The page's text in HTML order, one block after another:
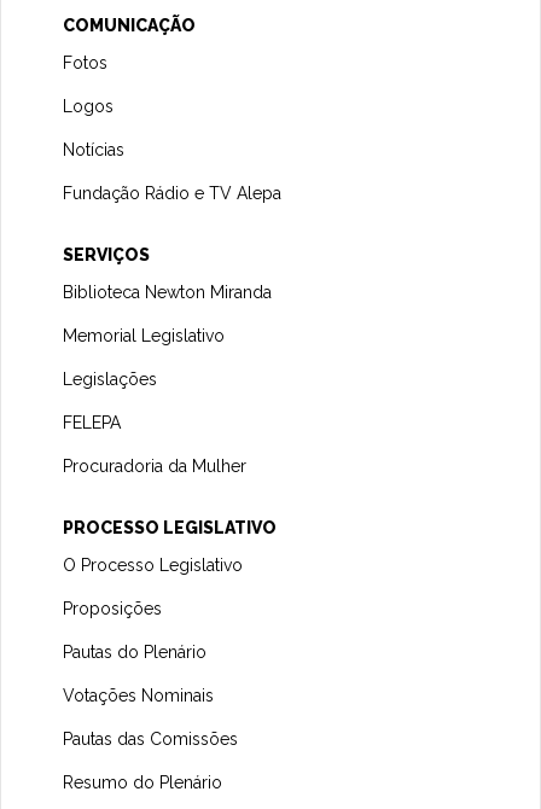
COMUNICAÇÃO
Fotos
Logos
Notícias
Fundação Rádio e TV Alepa
SERVIÇOS
Biblioteca Newton Miranda
Memorial Legislativo
Legislações
FELEPA
Procuradoria da Mulher
PROCESSO LEGISLATIVO
O Processo Legislativo
Proposições
Pautas do Plenário
Votações Nominais
Pautas das Comissões
Resumo do Plenário